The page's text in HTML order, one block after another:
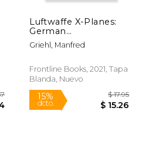
Luftwaffe X-Planes:
German
Experimental Aircraft
of World War II (en
Griehl, Manfred
Frontline Books, 2021, Tapa
Blanda, Nuevo